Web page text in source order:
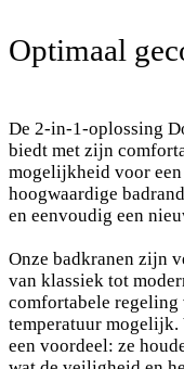
Optimaal
De 2-in-1-oplossing
biedt met zijn
mogelijkheid voor
hoogwaardige
en eenvoudig een
Onze badkranen zijn
van klassiek tot
comfortabele regeling
temperatuur mogelijk.
een voordeel: ze